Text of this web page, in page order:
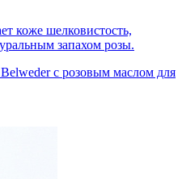
коже шелковистость,
запахом розы.
с розовым маслом для